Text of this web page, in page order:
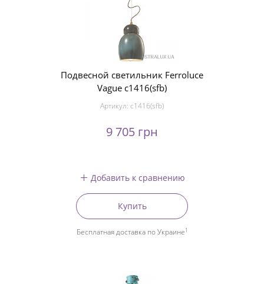
Подвесной светильник Ferroluce
Vague c1416(sfb)
Артикул: c1416(sfb)
9 705 грн
Добавить к сравнению
Купить
Бесплатная доставка по Украине1